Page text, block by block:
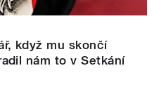
když mu skončí
nám to v Setkání